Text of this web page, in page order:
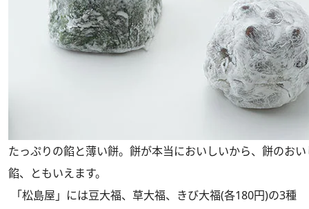
たっぷりの餡と薄い餅。餅が本当においしいから、餅のお
餡、ともいえます。
「松島屋」には豆大福、草大福、きび大福(各180円)の3種